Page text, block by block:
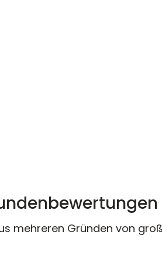
mehreren Gründen von